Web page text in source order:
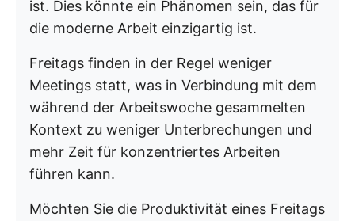
ist. Dies könnte ein Phänomen sein, das für
die moderne Arbeit einzigartig ist.
Freitags finden in der Regel weniger
Meetings statt, was in Verbindung mit dem
während der Arbeitswoche gesammelten
Kontext zu weniger Unterbrechungen und
mehr Zeit für konzentriertes Arbeiten
führen kann.
Möchten Sie die Produktivität eines Freitags